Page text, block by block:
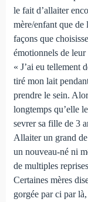
le fait d’allaiter
mère/enfant que de
façons que
émotionnels de leur
« J’ai eu tellement
tiré mon lait
prendre le sein.
longtemps qu’elle
sevrer sa fille de 3
Allaiter un grand de
un nouveau-né ni
de multiples
Certaines mères
gorgée par ci par